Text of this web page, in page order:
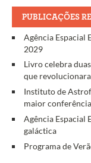
PUBLICAÇÕES
Agência Espacial
2029
Livro celebra
que
Instituto de
maior
Agência Espacial
galáctica
Programa de